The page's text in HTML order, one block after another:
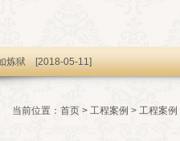
炼狱[2018-05-11]
当前位置： 首页 > 工程案例 > 工程案例